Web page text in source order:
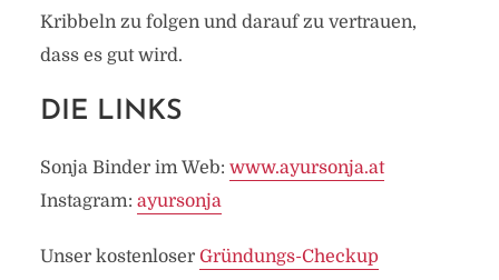
Kribbeln zu folgen und darauf zu vertrauen,
dass es gut wird.
DIE LINKS
Sonja Binder im Web: www.ayursonja.at
Instagram: ayursonja
Unser kostenloser Gründungs-Checkup